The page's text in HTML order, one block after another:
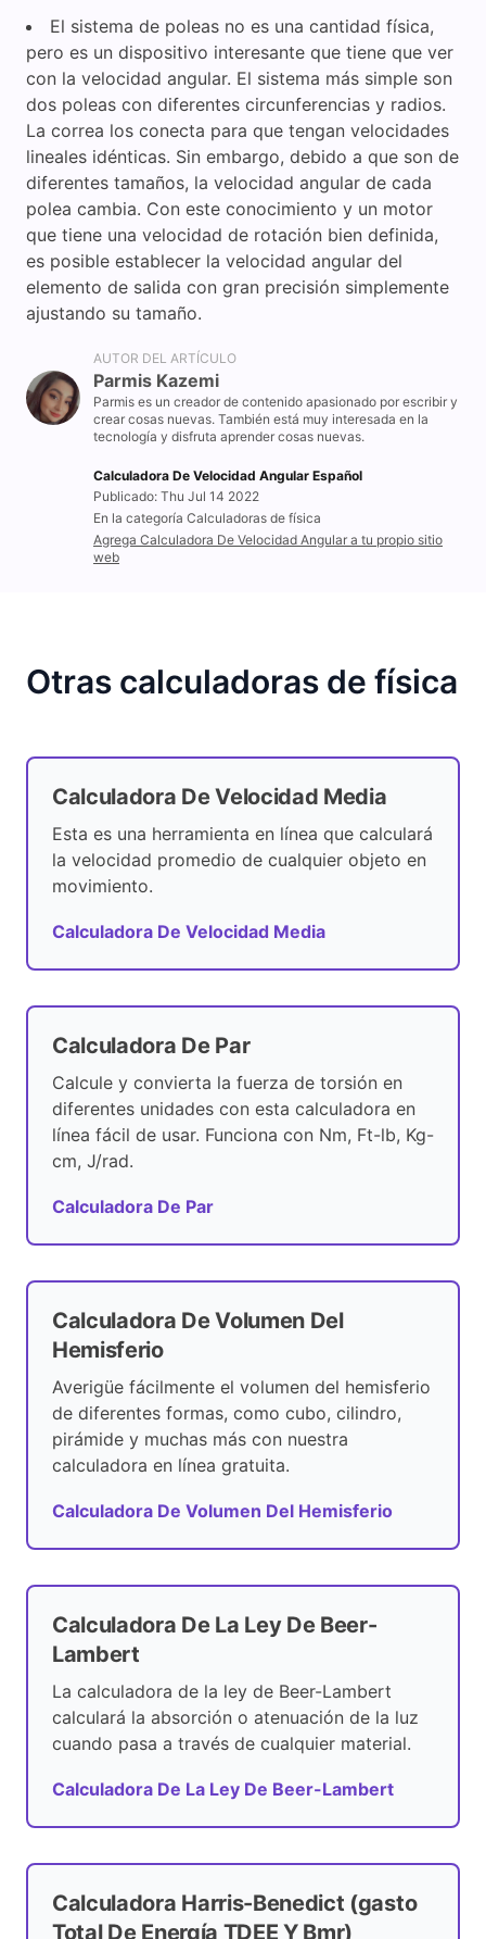
El sistema de poleas no es una cantidad física,
pero es un dispositivo interesante que tiene que ver
con la velocidad angular. El sistema más simple son
dos poleas con diferentes circunferencias y radios.
La correa los conecta para que tengan velocidades
lineales idénticas. Sin embargo, debido a que son de
diferentes tamaños, la velocidad angular de cada
polea cambia. Con este conocimiento y un motor
que tiene una velocidad de rotación bien definida,
es posible establecer la velocidad angular del
elemento de salida con gran precisión simplemente
ajustando su tamaño.
AUTOR DEL ARTÍCULO
Parmis Kazemi
Parmis es un creador de contenido apasionado por escribir y
crear cosas nuevas. También está muy interesada en la
tecnología y disfruta aprender cosas nuevas.
Calculadora De Velocidad Angular Español
Publicado: Thu Jul 14 2022
En la categoría Calculadoras de física
Agrega Calculadora De Velocidad Angular a tu propio sitio
web
Otras calculadoras de física
Calculadora De Velocidad Media
Esta es una herramienta en línea que calculará
la velocidad promedio de cualquier objeto en
movimiento.
Calculadora De Velocidad Media
Calculadora De Par
Calcule y convierta la fuerza de torsión en
diferentes unidades con esta calculadora en
línea fácil de usar. Funciona con Nm, Ft-lb, Kg-
cm, J/rad.
Calculadora De Par
Calculadora De Volumen Del
Hemisferio
Averigüe fácilmente el volumen del hemisferio
de diferentes formas, como cubo, cilindro,
pirámide y muchas más con nuestra
calculadora en línea gratuita.
Calculadora De Volumen Del Hemisferio
Calculadora De La Ley De Beer-
Lambert
La calculadora de la ley de Beer-Lambert
calculará la absorción o atenuación de la luz
cuando pasa a través de cualquier material.
Calculadora De La Ley De Beer-Lambert
Calculadora Harris-Benedict (gasto
Total De Energía TDEE Y Bmr)